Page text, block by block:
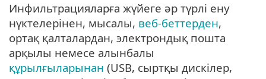
Инфильтрацияларға жүйеге әр түрлі ену
нүктелерінен, мысалы, веб-беттерден,
ортақ қалталардан, электрондық пошта
арқылы немесе алынбалы
құрылғыларынан (USB, сыртқы дискілер,